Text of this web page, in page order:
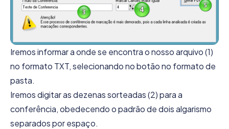
Iremos informar a onde se encontra o nosso arquivo (1)
no formato TXT, selecionando no botão no formato de
pasta.
Iremos digitar as dezenas sorteadas (2) para a
conferência, obedecendo o padrão de dois algarismo
separados por espaço.